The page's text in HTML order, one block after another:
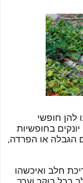
להן חופשי
בחופשיות
ללא שום הגבלה או הפרדה,
חלב ואיכשהו